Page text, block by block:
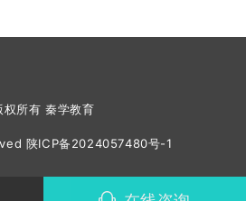
权所有 秦学教育
陕ICP备2024057480号-1